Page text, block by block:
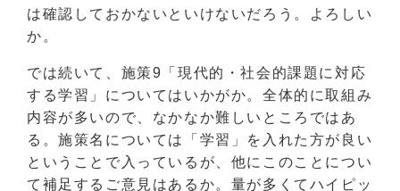
は確認しておかないといけないだろう。よろしい
か。
では続いて、施策9「現代的・社会的課題に対応
する学習」についてはいかがか。全体的に取組み
内容が多いので、なかなか難しいところではあ
る。施策名については「学習」を入れた方が良い
ということで入っているが、他にこのことについ
て補足するご意見はあるか。量が多くてハイピッ